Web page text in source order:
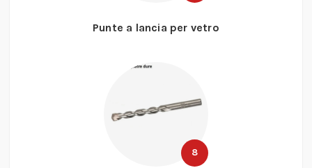
Punte a lancia per vetro
8